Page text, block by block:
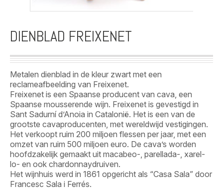
DIENBLAD FREIXENET
Metalen dienblad in de kleur zwart met een
reclameafbeelding van Freixenet.
Freixenet is een Spaanse producent van cava, een
Spaanse mousserende wijn. Freixenet is gevestigd in
Sant Sadurní d’Anoia in Catalonië. Het is een van de
grootste cavaproducenten, met wereldwijd vestigingen.
Het verkoopt ruim 200 miljoen flessen per jaar, met een
omzet van ruim 500 miljoen euro. De cava’s worden
hoofdzakelijk gemaakt uit macabeo-, parellada-, xarel-
lo- en ook chardonnaydruiven.
Het wijnhuis werd in 1861 opgericht als “Casa Sala” door
Francesc Sala i Ferrés.